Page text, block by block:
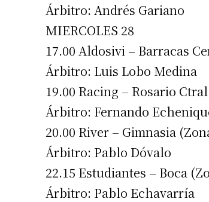
Árbitro: Andrés Gariano
MIERCOLES 28
17.00 Aldosivi – Barracas
Árbitro: Luis Lobo Medina
19.00 Racing – Rosario
Árbitro: Fernando
20.00 River – Gimnasia
Árbitro: Pablo Dóvalo
22.15 Estudiantes – Boca
Árbitro: Pablo Echavarría